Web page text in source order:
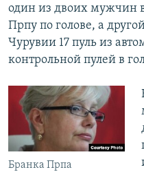
один из двоих мужчин
Прпу по голове, а
Чурувии 17 пуль из
контрольной пулей в
Бранка Прпа